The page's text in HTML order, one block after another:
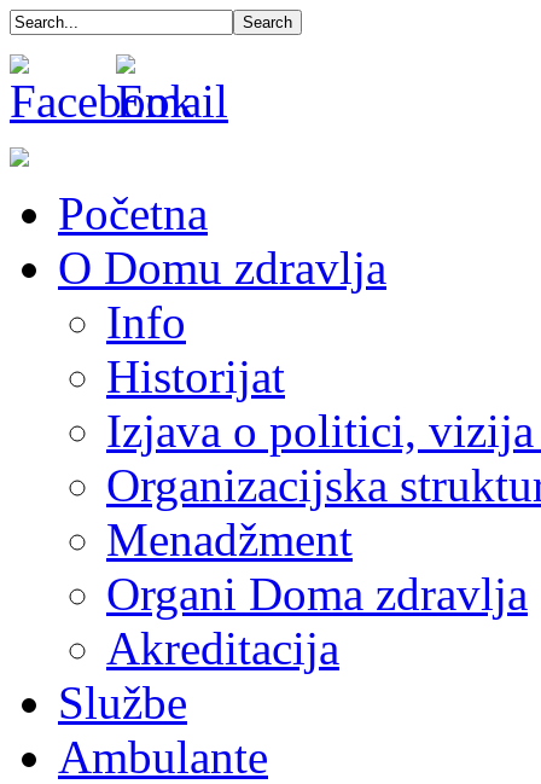
Početna
O Domu zdravlja
Info
Historijat
Izjava o politici,
Organizacijska
Menadžment
Organi Doma zdravlja
Akreditacija
Službe
Ambulante